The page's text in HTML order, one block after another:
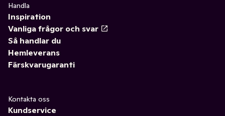
Handla
Inspiration
Vanliga frågor och svar
Så handlar du
Hemleverans
Färskvarugaranti
Kontakta oss
Kundservice